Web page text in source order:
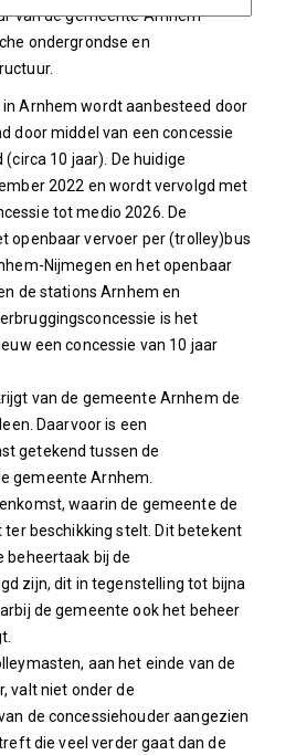
van de gemeente Arnhem
ondergrondse en
in Arnhem wordt aanbesteed door
door middel van een concessie
10 jaar). De huidige
2022 en wordt vervolgd met
tot medio 2026. De
openbaar vervoer per (trolley)bus
Nijmegen en het openbaar
de stations Arnhem en
is het
een concessie van 10 jaar
van de gemeente Arnhem de
Daarvoor is een
getekend tussen de
gemeente Arnhem.
waarin de gemeente de
beschikking stelt. Dit betekent
beheertaak bij de
zijn, dit in tegenstelling tot bijna
de gemeente ook het beheer
aan het einde van de
valt niet onder de
de concessiehouder aangezien
die veel verder gaat dan de